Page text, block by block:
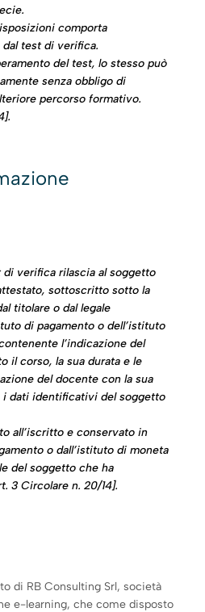
comporta
dal test di verifica.
del test, lo stesso può
senza obbligo di
percorso formativo.
].
di verifica rilascia al soggetto
sottoscritto sotto la
titolare o dal legale
di pagamento o dell’istituto
l’indicazione del
il corso, la sua durata e le
del docente con la sua
i dati identificativi del soggetto
all’iscritto e conservato in
o dall’istituto di moneta
del soggetto che ha
3 Circolare n. 20/14].
di RB Consulting Srl, società
e-learning, che come disposto